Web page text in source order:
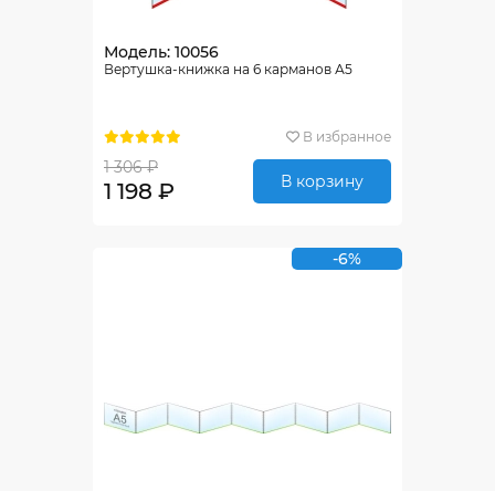
Модель: 10056
Вертушка-книжка на 6 карманов А5
В избранное
1 306 ₽
1 198 ₽ В корзину
-6%